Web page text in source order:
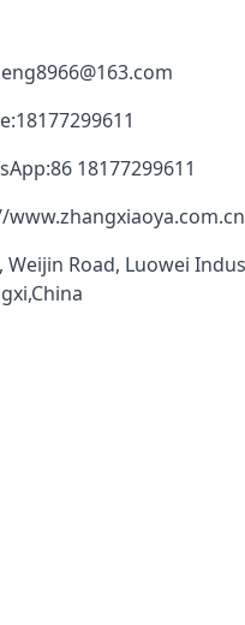
18177299611
86 18177299611
Weijin Road, Luowei